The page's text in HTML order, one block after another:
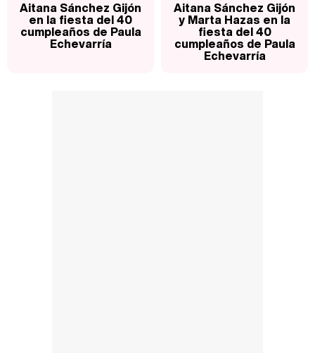
Aitana Sánchez Gijón
en la fiesta del 40
cumpleaños de Paula
Echevarría
Aitana Sánchez Gijón
y Marta Hazas en la
fiesta del 40
cumpleaños de Paula
Echevarría